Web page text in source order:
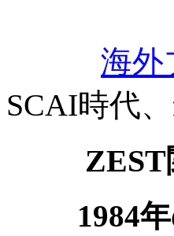
海外
SCAI時代
1984